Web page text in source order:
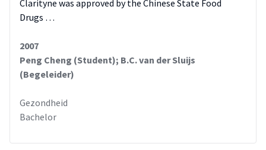
Clarityne was approved by the Chinese State Food
Drugs …
2007
Peng Cheng (Student); B.C. van der Sluijs
(Begeleider)
Gezondheid
Bachelor